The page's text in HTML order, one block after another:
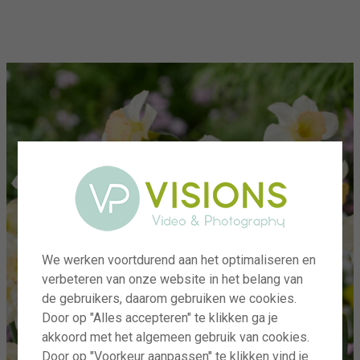
We werken voortdurend aan het optimaliseren en
verbeteren van onze website in het belang van
de gebruikers, daarom gebruiken we cookies.
Door op "Alles accepteren" te klikken ga je
akkoord met het algemeen gebruik van cookies.
Door op "Voorkeur aanpassen" te klikken vind je